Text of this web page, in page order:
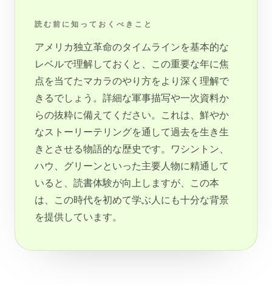
読む前に知っておくべきこと
アメリカ独立革命のタイムラインを基本的な
レベルで理解しておくと、この重要な年に焦
点を当てたマカラのやり方をより深く理解で
きるでしょう。詳細な軍事描写や一次資料か
らの抜粋に備えてください。これは、鮮やか
なストーリーテリングを通して過去を生き生
きとさせる物語的な歴史です。ワシントン、
ハウ、グリーンといった主要人物に精通して
いると、読書体験が向上しますが、この本
は、この時代を初めて学ぶ人にも十分な背景
を提供しています。